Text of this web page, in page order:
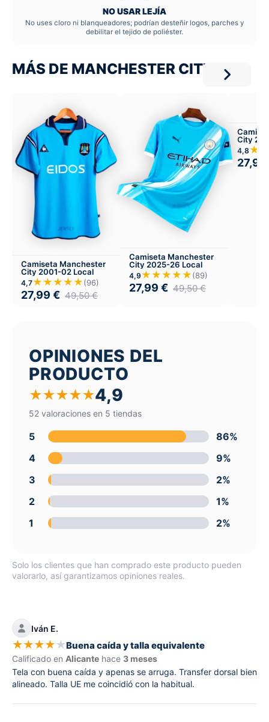
NO USAR LEJÍA
No uses cloro ni blanqueadores; podrían desteñir logos, parches y
debilitar el tejido de poliéster.
MÁS DE MANCHESTER CITY
Camiseta Manchester
City 2001-02 Local
4,7★★★★★(96)
27,99 € 49,50€
Camiseta Manchester
City 2025-26 Local
4,9 ★★★★★(89)
27,99 € 49,50€
City
4,8
27,99
OPINIONES DEL
PRODUCTO
★★★★★4,9
52 valoraciones en 5 tiendas
5
86%
4
9%
3
2%
2
1%
1
2%
Solo los clientes que han comprado este producto pueden
valorarlo, así garantizamos opiniones reales.
Iván E.
★★★★★Buena caída y talla equivalente
Calificado en Alicante hace 3 meses
Tela con buena caída y apenas se arruga. Transfer dorsal bien
alineado. Talla UE me coincidió con la habitual.